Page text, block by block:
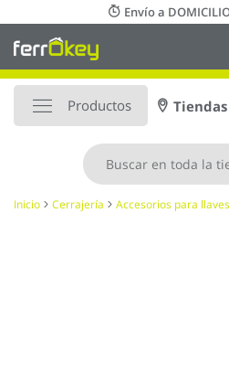
al
contenido
Envío a
Productos Tiendas
Inicio Cerrajería Accesorios para llaves